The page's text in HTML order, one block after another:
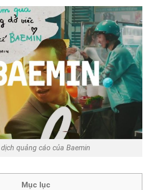
dịch quảng cáo của Baemin
Mục lục